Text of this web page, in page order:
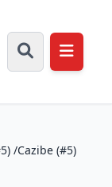
Шарм (#5) /Cazibe (#5)